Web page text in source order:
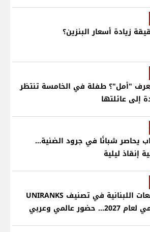
زيادة أسعار البنزين؟
"أمل"؟ طفلة في الخامسة تنتظر
إلى عائلتها
يحاصر شبانًا في جرود الضنية...
إنقاذ ليلية
الجامعات اللبنانية في تصنيف UNIRANKS
حضور عالمي وعربي